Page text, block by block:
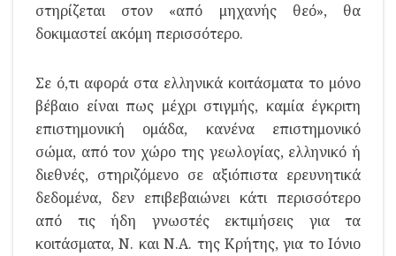
στηρίζεται στον «από μηχανής θεό», θα
δοκιμαστεί ακόμη περισσότερο.
Σε ό,τι αφορά στα ελληνικά κοιτάσματα το μόνο
βέβαιο είναι πως μέχρι στιγμής, καμία έγκριτη
επιστημονική ομάδα, κανένα επιστημονικό
σώμα, από τον χώρο της γεωλογίας, ελληνικό ή
διεθνές, στηριζόμενο σε αξιόπιστα ερευνητικά
δεδομένα, δεν επιβεβαιώνει κάτι περισσότερο
από τις ήδη γνωστές εκτιμήσεις για τα
κοιτάσματα, Ν. και Ν.Α. της Κρήτης, για το Ιόνιο